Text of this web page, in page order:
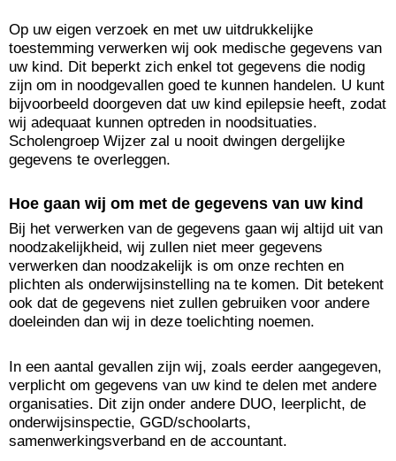
Op uw eigen verzoek en met uw uitdrukkelijke
toestemming verwerken wij ook medische gegevens van
uw kind. Dit beperkt zich enkel tot gegevens die nodig
zijn om in noodgevallen goed te kunnen handelen. U kunt
bijvoorbeeld doorgeven dat uw kind epilepsie heeft, zodat
wij adequaat kunnen optreden in noodsituaties.
Scholengroep Wijzer zal u nooit dwingen dergelijke
gegevens te overleggen.
Hoe gaan wij om met de gegevens van uw kind
Bij het verwerken van de gegevens gaan wij altijd uit van
noodzakelijkheid, wij zullen niet meer gegevens
verwerken dan noodzakelijk is om onze rechten en
plichten als onderwijsinstelling na te komen. Dit betekent
ook dat de gegevens niet zullen gebruiken voor andere
doeleinden dan wij in deze toelichting noemen.
In een aantal gevallen zijn wij, zoals eerder aangegeven,
verplicht om gegevens van uw kind te delen met andere
organisaties. Dit zijn onder andere DUO, leerplicht, de
onderwijsinspectie, GGD/schoolarts,
samenwerkingsverband en de accountant.